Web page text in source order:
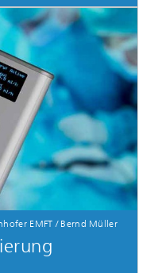
EMFT / Bernd Müller